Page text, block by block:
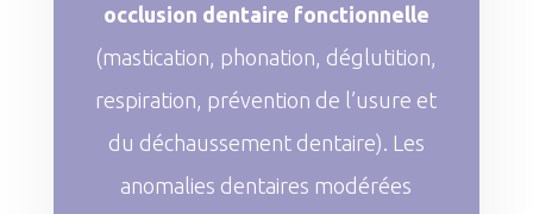
occlusion dentaire fonctionnelle
(mastication, phonation, déglutition,
respiration, prévention de l’usure et
du déchaussement dentaire). Les
anomalies dentaires modérées